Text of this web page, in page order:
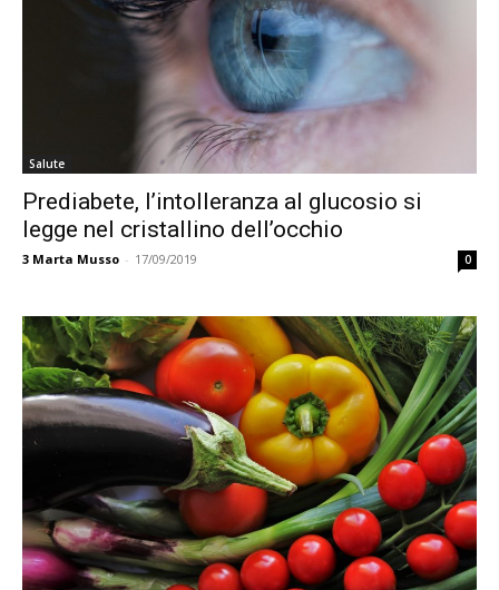
Salute
Prediabete, l’intolleranza al glucosio si
legge nel cristallino dell’occhio
3 Marta Musso - 17/09/2019 0